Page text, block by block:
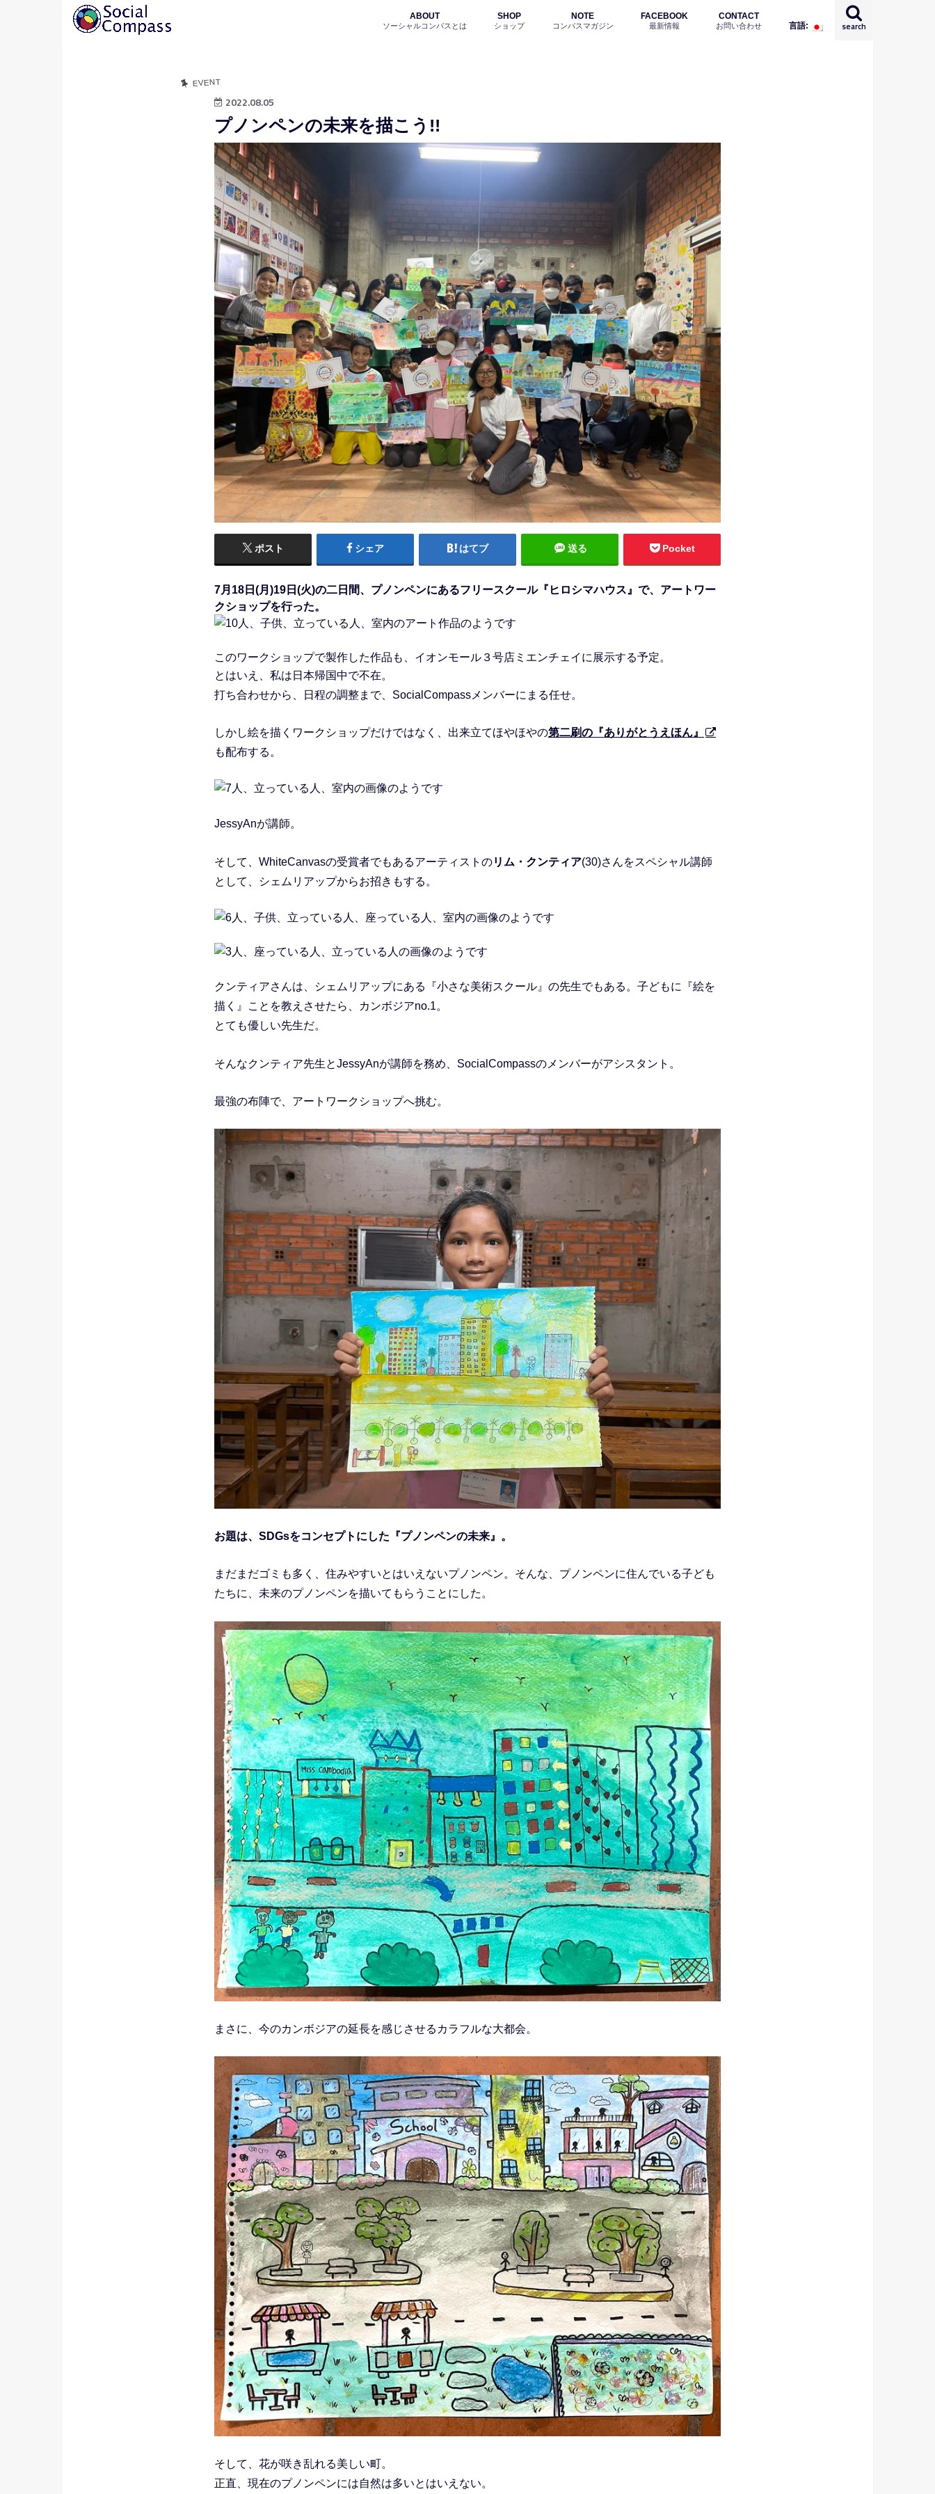
search
ABOUT
ソーシャルコンパスとは
SHOP
ショップ
NOTE
コンパスマガジン
FACEBOOK
最新情報
CONTACT
お問い合わせ 言語:
EVENT
2022.08.05
プノンペンの未来を描こう!!
ポスト シェア はてブ 送る Pocket
7月18日(月)19日(火)の二日間、プノンペンにあるフリースクール『ヒロシマハウス』で、アートワー
クショップを行った。
このワークショップで製作した作品も、イオンモール３号店ミエンチェイに展示する予定。
とはいえ、私は日本帰国中で不在。
打ち合わせから、日程の調整まで、SocialCompassメンバーにまる任せ。
しかし絵を描くワークショップだけではなく、出来立てほやほやの第二刷の『ありがとうえほん』
も配布する。
JessyAnが講師。
そして、WhiteCanvasの受賞者でもあるアーティストのリム・クンティア(30)さんをスペシャル講師
として、シェムリアップからお招きもする。
クンティアさんは、シェムリアップにある『小さな美術スクール』の先生でもある。子どもに『絵を
描く』ことを教えさせたら、カンボジアno.1。
とても優しい先生だ。
そんなクンティア先生とJessyAnが講師を務め、SocialCompassのメンバーがアシスタント。
最強の布陣で、アートワークショップへ挑む。
お題は、SDGsをコンセプトにした『プノンペンの未来』。
まだまだゴミも多く、住みやすいとはいえないプノンペン。そんな、プノンペンに住んでいる子ども
たちに、未来のプノンペンを描いてもらうことにした。
まさに、今のカンボジアの延長を感じさせるカラフルな大都会。
そして、花が咲き乱れる美しい町。
正直、現在のプノンペンには自然は多いとはいえない。